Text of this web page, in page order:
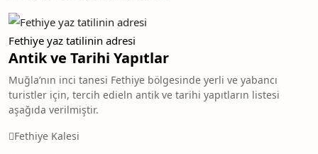
Fethiye yaz tatilinin adresi
Antik ve Tarihi Yapıtlar
Muğla’nın inci tanesi Fethiye bölgesinde yerli ve yabancı
turistler için, tercih edieln antik ve tarihi yapıtların listesi
aşağıda verilmiştir.
Fethiye Kalesi